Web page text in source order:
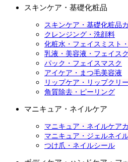
スキンケア・基礎化粧品
スキンケア・基礎化粧品
クレンジング・洗顔料
化粧水・フェイスミスト
乳液・美容液・フェイス
パック・フェイスマスク
アイケア・まつ毛美容液
リップケア・リップクリ
角質除去・ピーリング
マニキュア・ネイルケア
マニキュア・ネイルケア
マニキュア・ジェルネイ
つけ爪・ネイルシール